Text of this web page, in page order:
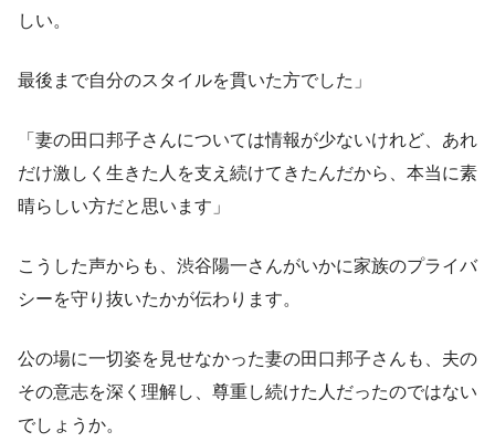
しい。
最後まで自分のスタイルを貫いた方でした」
「妻の田口邦子さんについては情報が少ないけれど、あれ
だけ激しく生きた人を支え続けてきたんだから、本当に素
晴らしい方だと思います」
こうした声からも、渋谷陽一さんがいかに家族のプライバ
シーを守り抜いたかが伝わります。
公の場に一切姿を見せなかった妻の田口邦子さんも、夫の
その意志を深く理解し、尊重し続けた人だったのではない
でしょうか。